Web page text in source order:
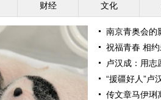
财经 文化
南京青奥会的
祝福青春 相
卢汉成：用志
“援疆好人”卢
传文章马伊琍